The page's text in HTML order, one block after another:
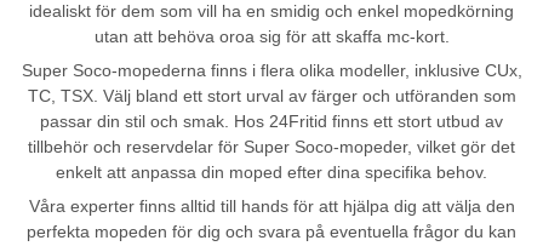
idealiskt för dem som vill ha en smidig och enkel mopedkörning
utan att behöva oroa sig för att skaffa mc-kort.
Super Soco-mopederna finns i flera olika modeller, inklusive CUx,
TC, TSX. Välj bland ett stort urval av färger och utföranden som
passar din stil och smak. Hos 24Fritid finns ett stort utbud av
tillbehör och reservdelar för Super Soco-mopeder, vilket gör det
enkelt att anpassa din moped efter dina specifika behov.
Våra experter finns alltid till hands för att hjälpa dig att välja den
perfekta mopeden för dig och svara på eventuella frågor du kan